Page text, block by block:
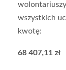
wszystkich
kwotę:
68 407,11 zł